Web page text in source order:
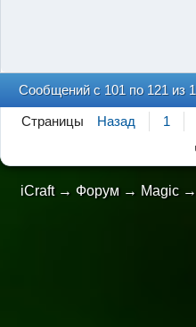
Сообщений с 101 по 121 из
Страницы Назад 1
iCraft → Форум → Magic →